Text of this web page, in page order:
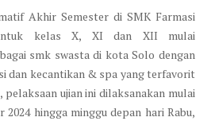
Akhir Semester di SMK Farmasi
kelas X, XI dan XII mulai
smk swasta di kota Solo dengan
dan kecantikan & spa yang terfavorit
ujian ini dilaksanakan mulai
2024 hingga minggu depan hari Rabu,